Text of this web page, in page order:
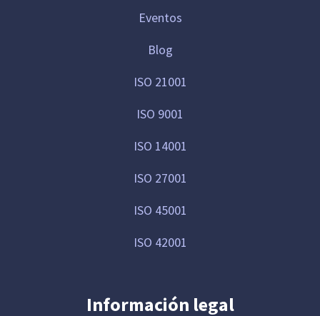
Eventos
Blog
ISO 21001
ISO 9001
ISO 14001
ISO 27001
ISO 45001
ISO 42001
Información legal